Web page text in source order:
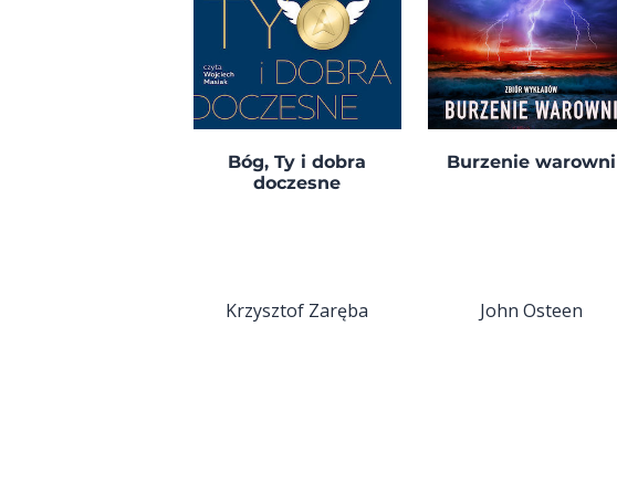
Bóg, Ty i dobra
doczesne
Krzysztof Zaręba
Burzenie warowni
John Osteen